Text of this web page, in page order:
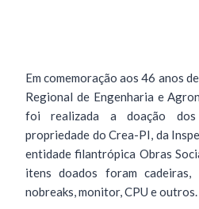
Em comemoração aos 46 anos
Regional de Engenharia e
foi realizada a doação
propriedade do Crea-PI, da
entidade filantrópica Obras
itens doados foram cadeiras,
nobreaks, monitor, CPU e outros.